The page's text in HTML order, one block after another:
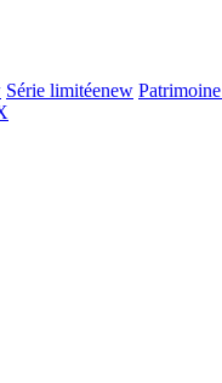
Série limitéenew Patrimoine